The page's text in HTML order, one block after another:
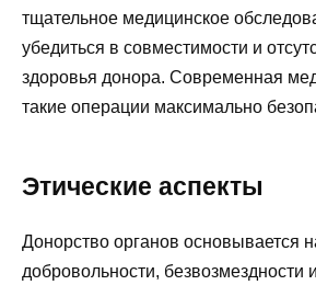
тщательное медицинское
убедиться в совместимости и
здоровья донора. Современная
такие операции максимально
Этические аспекты
Донорство органов основывается
добровольности, безвозмездности